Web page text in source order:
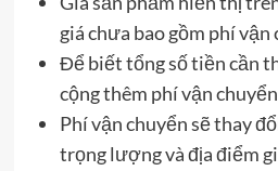
giá chưa bao gồm phí vận
Để biết tổng số tiền cần
cộng thêm phí vận
Phí vận chuyển sẽ thay
trọng lượng và địa điểm